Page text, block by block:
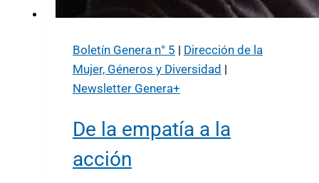
Boletín Genera n° 5 | Dirección de la
Mujer, Géneros y Diversidad |
Newsletter Genera+
De la empatía a la
acción